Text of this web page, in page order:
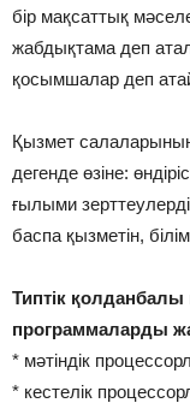
бір мақсаттық
жабдықтама деп
қосымшалар деп
Қызмет салаларының
дегенде өзіне:
ғылыми
баспа қызметін,
Типтік
программаларды
* мәтіндік
* кестелік